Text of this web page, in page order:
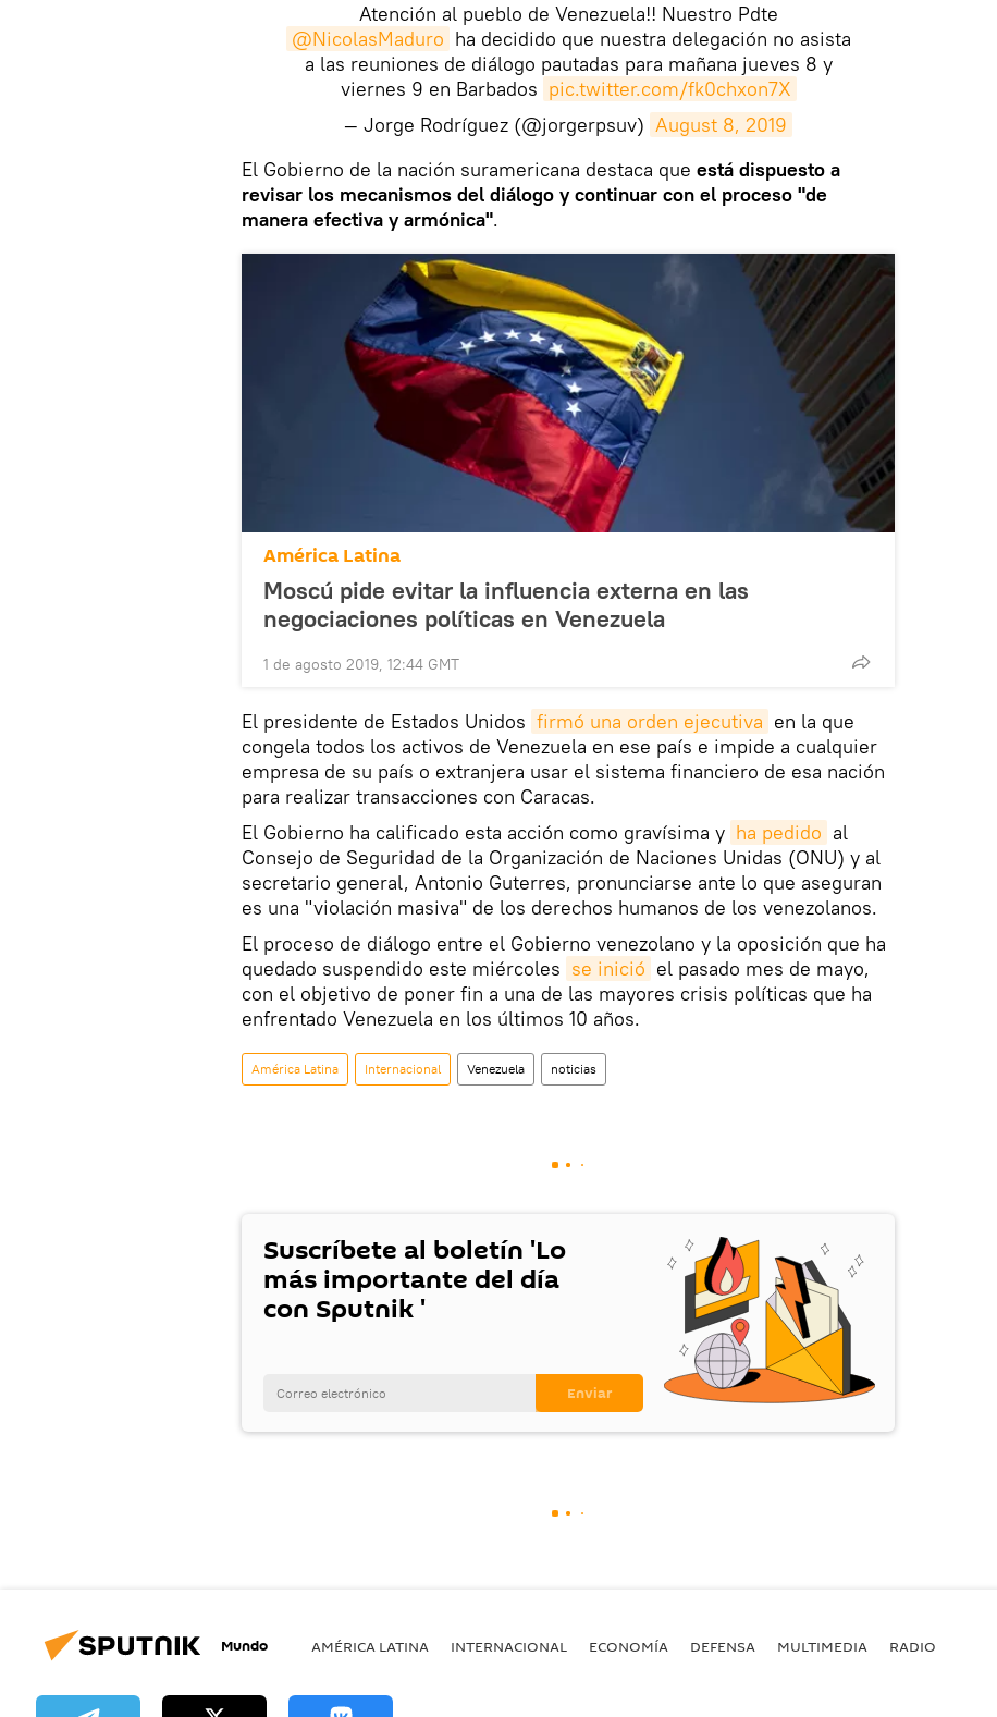
Atención al pueblo de Venezuela!! Nuestro Pdte
@NicolasMaduro ha decidido que nuestra delegación no asista
a las reuniones de diálogo pautadas para mañana jueves 8 y
viernes 9 en Barbados pic.twitter.com/fk0chxon7X
— Jorge Rodríguez (@jorgerpsuv) August 8, 2019
El Gobierno de la nación suramericana destaca que está dispuesto a
revisar los mecanismos del diálogo y continuar con el proceso "de
manera efectiva y armónica".
América Latina
Moscú pide evitar la influencia externa en las
negociaciones políticas en Venezuela
1 de agosto 2019, 12:44 GMT
El presidente de Estados Unidos firmó una orden ejecutiva en la que
congela todos los activos de Venezuela en ese país e impide a cualquier
empresa de su país o extranjera usar el sistema financiero de esa nación
para realizar transacciones con Caracas.
El Gobierno ha calificado esta acción como gravísima y ha pedido al
Consejo de Seguridad de la Organización de Naciones Unidas (ONU) y al
secretario general, Antonio Guterres, pronunciarse ante lo que aseguran
es una "violación masiva" de los derechos humanos de los venezolanos.
El proceso de diálogo entre el Gobierno venezolano y la oposición que ha
quedado suspendido este miércoles se inició el pasado mes de mayo,
con el objetivo de poner fin a una de las mayores crisis políticas que ha
enfrentado Venezuela en los últimos 10 años.
América Latina Internacional Venezuela noticias
Suscríbete al boletín 'Lo
más importante del día
con Sputnik '
Mundo AMÉRICA LATINA INTERNACIONAL ECONOMÍA DEFENSA MULTIMEDIA RADIO